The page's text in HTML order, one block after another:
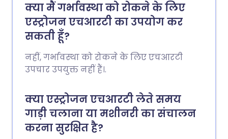
क्या मैं गर्भावस्था को रोकने के लिए
एस्ट्रोजन एचआरटी का उपयोग कर
सकती हूँ?
नहीं, गर्भावस्था को रोकने के लिए एचआरटी
उपचार उपयुक्त नहीं हैं।.
क्या एस्ट्रोजन एचआरटी लेते समय
गाड़ी चलाना या मशीनरी का संचालन
करना सुरक्षित है?